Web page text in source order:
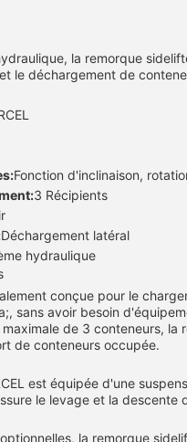
la remorque
le déchargement de
Fonction d'inclinaison,
3 Récipients
Déchargement latéral
hydraulique
conçue pour le
sans avoir besoin
de 3 conteneurs,
de conteneurs occupée.
est équipée d'une
le levage et la
la remorque